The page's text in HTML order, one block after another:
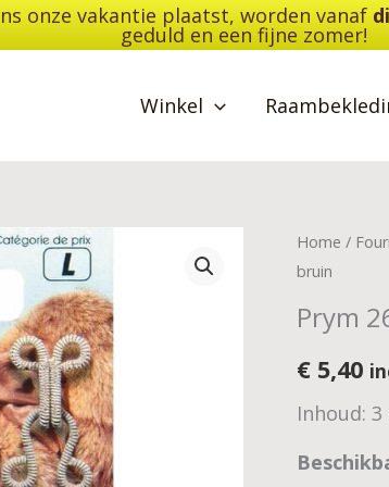
onze vakantie plaatst, worden vanaf
geduld en een fijne zomer!
Winkel
Home /
bruin
Prym
€ 5,40
Inhoud:
Prym
261454
en
ogen
-
aantal